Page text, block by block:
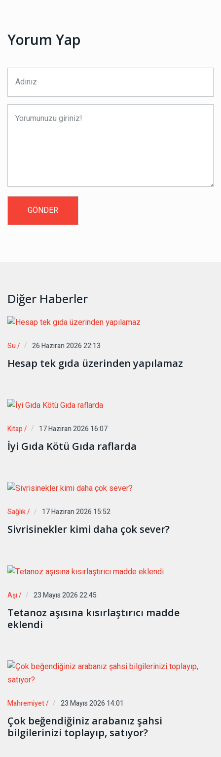
Yorum Yap
Diğer Haberler
Su / 26 Haziran 2026 22:13
Hesap tek gıda üzerinden yapılamaz
Kitap / 17 Haziran 2026 16:07
İyi Gıda Kötü Gıda raflarda
Sağlık / 17 Haziran 2026 15:52
Sivrisinekler kimi daha çok sever?
Aşı / 23 Mayıs 2026 22:45
Tetanoz aşısına kısırlaştırıcı madde
eklendi
Mahremiyet / 23 Mayıs 2026 14:01
Çok beğendiğiniz arabanız şahsi
bilgilerinizi toplayıp, satıyor?